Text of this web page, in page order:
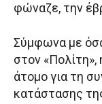
φώναζε, την
Σύμφωνα με
στον «Πολίτη»,
άτομο για τη
κατάστασης